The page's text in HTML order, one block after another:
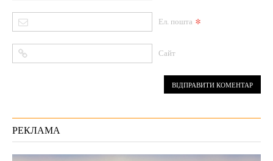
Ел. пошта *
Сайт
РЕКЛАМА